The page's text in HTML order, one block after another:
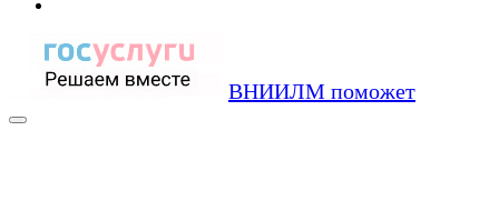
ВНИИЛМ поможет